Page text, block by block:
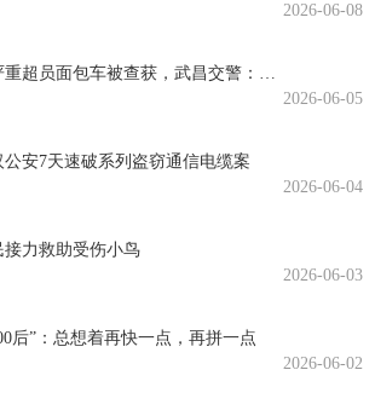
2026-06-08
车身明显下沉！严重超员面包车被查获，武昌交警：记6分
2026-06-05
安7天速破系列盗窃通信电缆案
2026-06-04
力救助受伤小鸟
2026-06-03
后”：总想着再快一点，再拼一点
2026-06-02